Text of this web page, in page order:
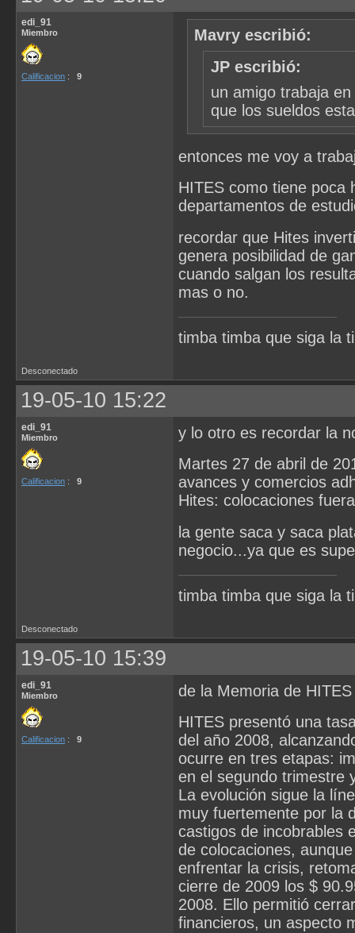
edi_91
Miembro
Calificacion : 9
Mavry escribió:
JP escribió:
un amigo trabaja
que los sueldos
entonces me voy a
HITES como tiene poca
departamentos de
recordar que Hites
genera posibilidad de
cuando salgan los
mas o no.
timba timba que siga la
Desconectado
19-05-10 15:22
edi_91
Miembro
Calificacion : 9
y lo otro es recordar la
Martes 27 de abril de
avances y comercios
Hites: colocaciones
la gente saca y saca
negocio...ya que es
timba timba que siga la
Desconectado
19-05-10 15:39
edi_91
Miembro
Calificacion : 9
de la Memoria de HITES
HITES presentó una
del año 2008,
ocurre en tres etapas:
en el segundo trimestre
La evolución sigue la
muy fuertemente por la
castigos de incobrables
de colocaciones,
enfrentar la crisis,
cierre de 2009 los $
2008. Ello permitió
financieros, un aspecto